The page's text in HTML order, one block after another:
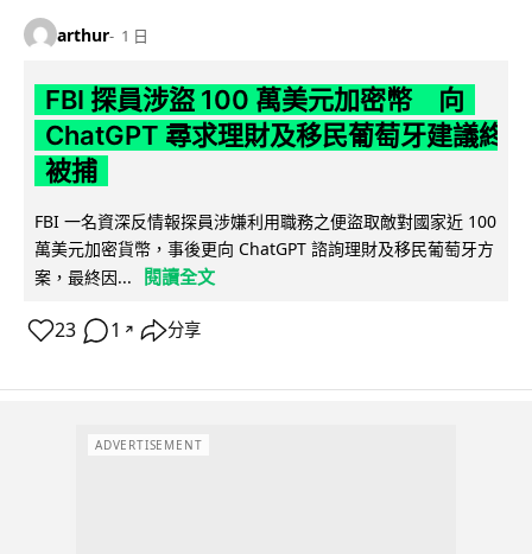
arthur 1 日
FBI 探員涉盜 100 萬美元加密幣 向
ChatGPT 尋求理財及移民葡萄牙建議終
被捕
FBI 一名資深反情報探員涉嫌利用職務之便盜取敵對國家近 100
萬美元加密貨幣，事後更向 ChatGPT 諮詢理財及移民葡萄牙方
案，最終因...
閱讀全文
23 1 ↗ 分享
ADVERTISEMENT